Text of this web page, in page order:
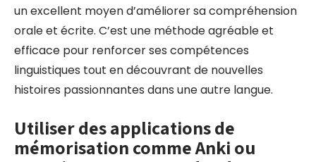
un excellent moyen d’améliorer sa compréhension
orale et écrite. C’est une méthode agréable et
efficace pour renforcer ses compétences
linguistiques tout en découvrant de nouvelles
histoires passionnantes dans une autre langue.
Utiliser des applications de
mémorisation comme Anki ou